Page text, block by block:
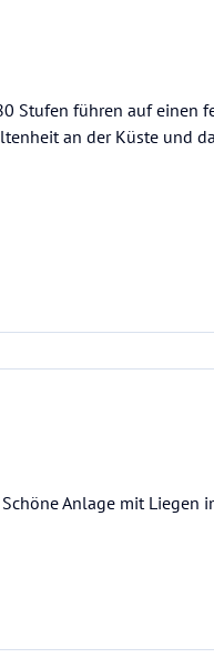
Stufen führen auf einen
an der Küste und
Anlage mit Liegen